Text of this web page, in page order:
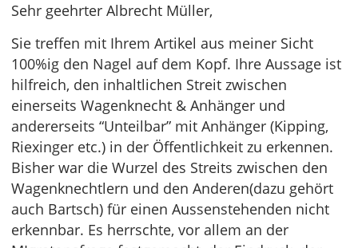
Sehr geehrter Albrecht Müller,
Sie treffen mit Ihrem Artikel aus meiner Sicht
100%ig den Nagel auf dem Kopf. Ihre Aussage ist
hilfreich, den inhaltlichen Streit zwischen
einerseits Wagenknecht & Anhänger und
andererseits “Unteilbar” mit Anhänger (Kipping,
Riexinger etc.) in der Öffentlichkeit zu erkennen.
Bisher war die Wurzel des Streits zwischen den
Wagenknechtlern und den Anderen(dazu gehört
auch Bartsch) für einen Aussenstehenden nicht
erkennbar. Es herrschte, vor allem an der